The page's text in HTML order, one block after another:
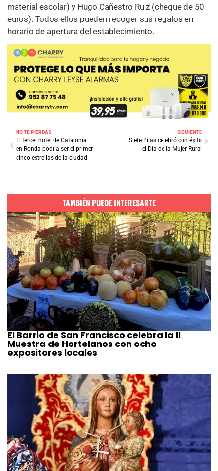
material escolar) y Hugo Cañestro Ruiz (cheque de 50
euros). Todos ellos pueden recoger sus regalos en
horario de apertura del establecimiento.
NO TE PIERDAS
El tercer hotel de Catalonia
en Ronda podría ser el primer
cinco estrellas de la ciudad
SIGUIENTE
Siete Pilas celebró con éxito
el Día de la Mujer Rural
TAMBIÉN PUEDE INTERESARTE
El Barrio de San Francisco celebra la II
Muestra de Hortelanos con ocho
expositores locales